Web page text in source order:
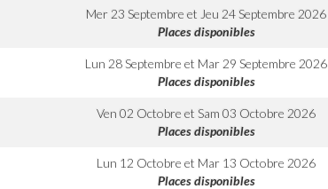
Mer 23 Septembre et Jeu 24 Septembre 2026
Places disponibles
Lun 28 Septembre et Mar 29 Septembre 2026
Places disponibles
Ven 02 Octobre etSam 03 Octobre 2026
Places disponibles
Lun 12 Octobre et Mar 13 Octobre 2026
Places disponibles